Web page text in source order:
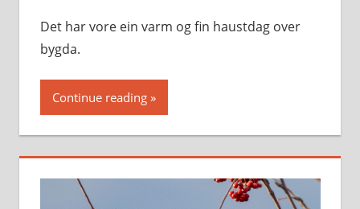
Det har vore ein varm og fin haustdag over
bygda.
Continue reading